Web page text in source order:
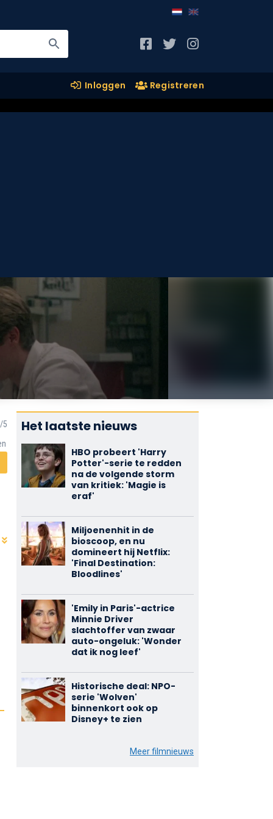
Inloggen Registreren
Het laatste nieuws
HBO probeert 'Harry
Potter'-serie te redden
na de volgende storm
van kritiek: 'Magie is
eraf'
Miljoenenhit in de
bioscoop, en nu
domineert hij Netflix:
'Final Destination:
Bloodlines'
'Emily in Paris'-actrice
Minnie Driver
slachtoffer van zwaar
auto-ongeluk: 'Wonder
dat ik nog leef'
Historische deal: NPO-
serie 'Wolven'
binnenkort ook op
Disney+ te zien
Meer filmnieuws